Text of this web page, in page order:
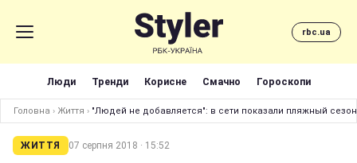
rbc.ua
Люди Тренди Корисне Смачно Гороскопи
Головна › Життя › "Людей не добавляется": в сети показали пляжный сезон
ЖИТТЯ 07 серпня 2018 · 15:52